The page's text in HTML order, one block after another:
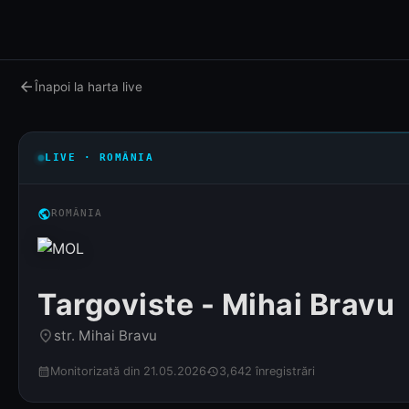
arrow_backÎnapoi la harta live
LIVE · ROMÂNIA
publicROMÂNIA
Targoviste - Mihai Bravu
place str. Mihai Bravu
calendar_month Monitorizată din 21.05.2026history3,642 înregistrări